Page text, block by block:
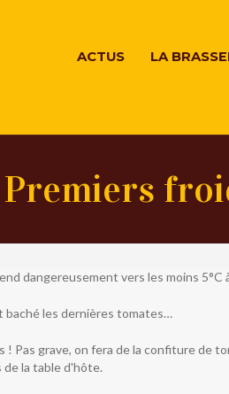
ACTUS LA
dangereusement vers les moins 5°C
baché les dernières tomates…
! Pas grave, on fera de la confiture de
la table d'hôte.